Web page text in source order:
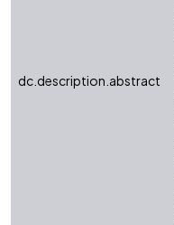
dc.description.abstract